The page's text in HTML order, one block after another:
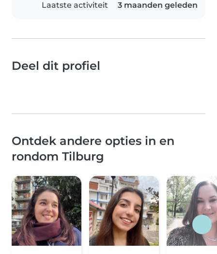
Laatste activiteit 3 maanden geleden
Deel dit profiel
Ontdek andere opties in en
rondom Tilburg